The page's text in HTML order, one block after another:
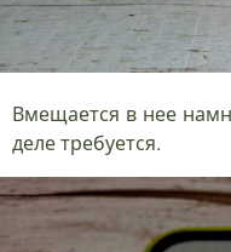
Вмещается в нее
деле требуется.